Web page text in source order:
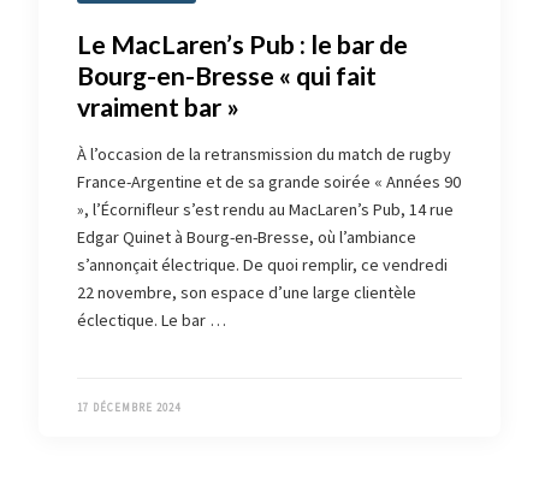
Le MacLaren’s Pub : le bar de
Bourg-en-Bresse « qui fait
vraiment bar »
À l’occasion de la retransmission du match de rugby
France-Argentine et de sa grande soirée « Années 90
», l’Écornifleur s’est rendu au MacLaren’s Pub, 14 rue
Edgar Quinet à Bourg-en-Bresse, où l’ambiance
s’annonçait électrique. De quoi remplir, ce vendredi
22 novembre, son espace d’une large clientèle
éclectique. Le bar …
17 DÉCEMBRE 2024